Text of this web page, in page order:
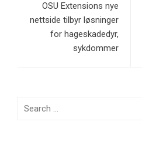
OSU Extensions nye
nettside tilbyr løsninger
for hageskadedyr,
sykdommer
Search